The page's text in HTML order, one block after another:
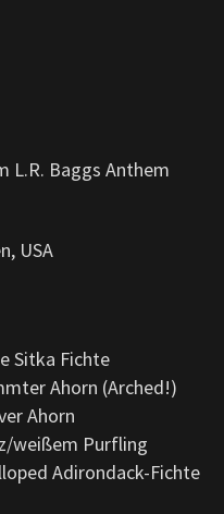
L.R. Baggs Anthem
USA
Sitka Fichte
Ahorn (Arched!)
Ahorn
weißem Purfling
Adirondack-Fichte